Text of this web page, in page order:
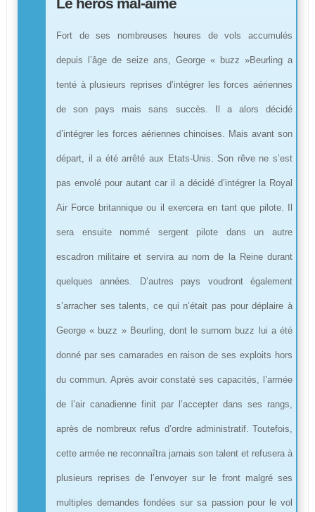
Le héros mal-aimé
Fort de ses nombreuses heures de vols accumulés
depuis l’âge de seize ans, George « buzz »Beurling a
tenté à plusieurs reprises d’intégrer les forces aériennes
de son pays mais sans succès. Il a alors décidé
d’intégrer les forces aériennes chinoises. Mais avant son
départ, il a été arrêté aux Etats-Unis. Son rêve ne s’est
pas envolé pour autant car il a décidé d’intégrer la Royal
Air Force britannique ou il exercera en tant que pilote. Il
sera ensuite nommé sergent pilote dans un autre
escadron militaire et servira au nom de la Reine durant
quelques années. D’autres pays voudront également
s’arracher ses talents, ce qui n’était pas pour déplaire à
George « buzz » Beurling, dont le surnom buzz lui a été
donné par ses camarades en raison de ses exploits hors
du commun. Après avoir constaté ses capacités, l’armée
de l’air canadienne finit par l’accepter dans ses rangs,
après de nombreux refus d’ordre administratif. Toutefois,
cette armée ne reconnaîtra jamais son talent et refusera à
plusieurs reprises de l’envoyer sur le front malgré ses
multiples demandes fondées sur sa passion pour le vol